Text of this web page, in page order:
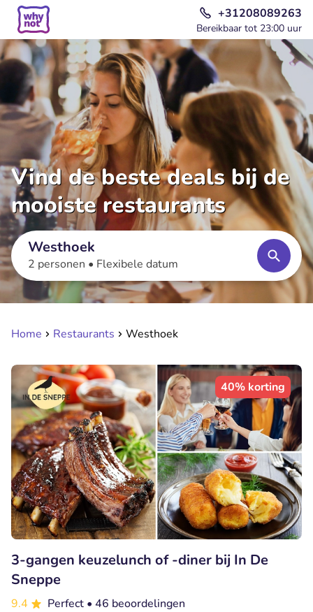
+31208089263
Bereikbaar tot 23:00 uur
Vind de beste deals bij de
mooiste restaurants
Westhoek
2 personen • Flexibele datum
Home Restaurants Westhoek
40% korting
3-gangen keuzelunch of -diner bij In De
Sneppe
9.4 Perfect • 46 beoordelingen